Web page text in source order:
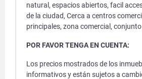
natural, espacios abiertos, facil
de la ciudad, Cerca a centros
principales, zona comercial,
POR FAVOR TENGA EN CUENTA:
Los precios mostrados de los
informativos y están sujetos a